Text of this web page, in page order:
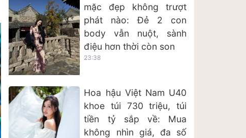
mặc đẹp không trượt
phát nào: Đẻ 2 con
body vẫn nuột, sành
điệu hơn thời còn son
23:38
Hoa hậu Việt Nam U40
khoe túi 730 triệu, túi
tiền tỷ sắp về: Mua
không nhìn giá, đa số